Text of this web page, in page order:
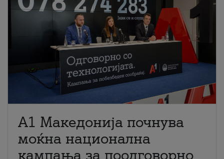
A1 Македонија почнува
моќна национална
кампања за поодговорно